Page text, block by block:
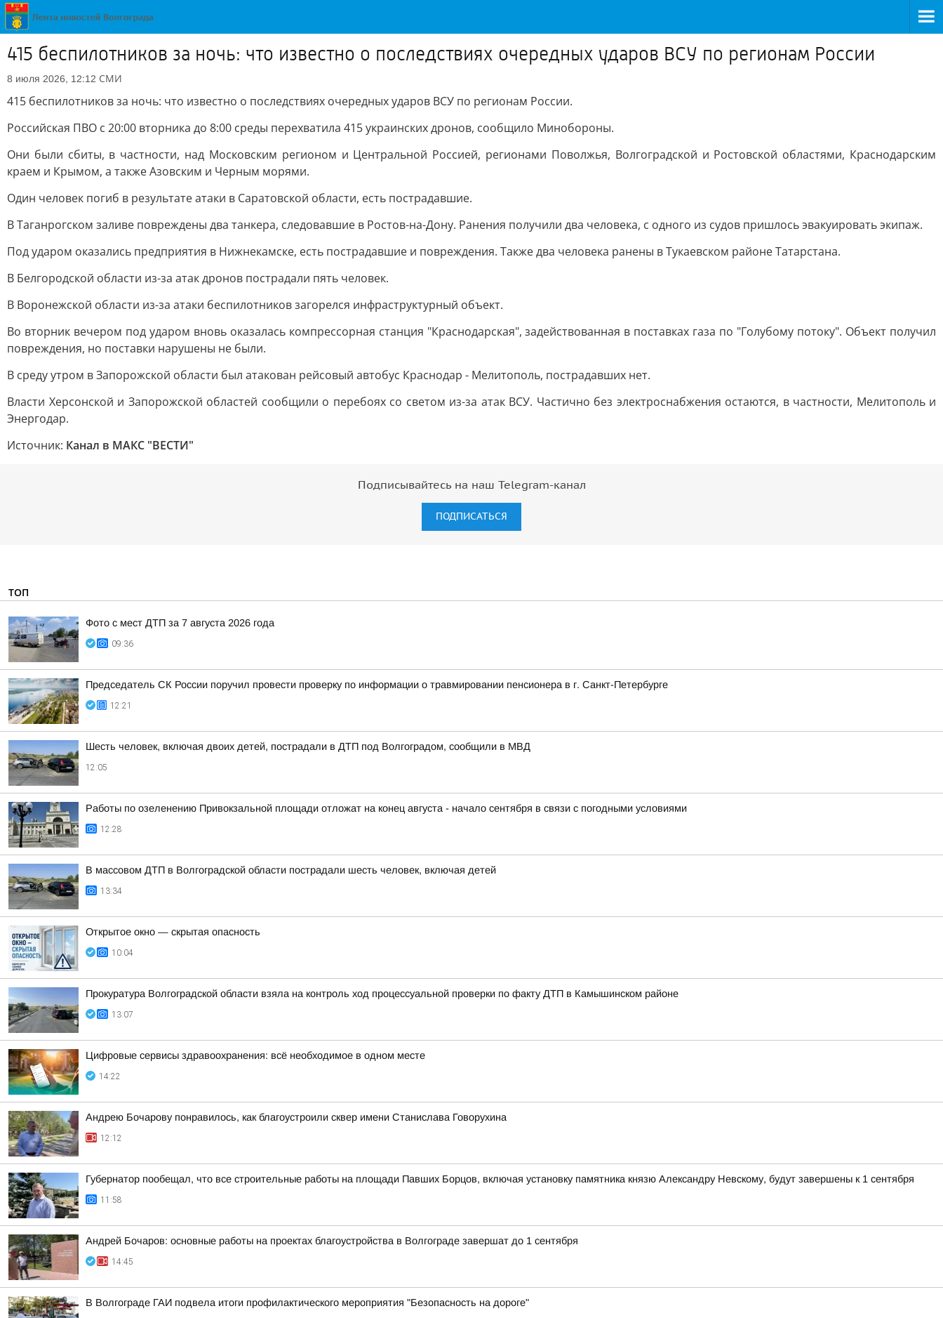
415 беспилотников за ночь: что известно о последствиях очередных ударов ВСУ по регионам России
8 июля 2026, 12:12 СМИ
415 беспилотников за ночь: что известно о последствиях очередных ударов ВСУ по регионам России.
Российская ПВО с 20:00 вторника до 8:00 среды перехватила 415 украинских дронов, сообщило Минобороны.
Они были сбиты, в частности, над Московским регионом и Центральной Россией, регионами Поволжья, Волгоградской и Ростовской областями, Краснодарским
краем и Крымом, а также Азовским и Черным морями.
Один человек погиб в результате атаки в Саратовской области, есть пострадавшие.
В Таганрогском заливе повреждены два танкера, следовавшие в Ростов-на-Дону. Ранения получили два человека, с одного из судов пришлось эвакуировать экипаж.
Под ударом оказались предприятия в Нижнекамске, есть пострадавшие и повреждения. Также два человека ранены в Тукаевском районе Татарстана.
В Белгородской области из-за атак дронов пострадали пять человек.
В Воронежской области из-за атаки беспилотников загорелся инфраструктурный объект.
Во вторник вечером под ударом вновь оказалась компрессорная станция "Краснодарская", задействованная в поставках газа по "Голубому потоку". Объект получил
повреждения, но поставки нарушены не были.
В среду утром в Запорожской области был атакован рейсовый автобус Краснодар - Мелитополь, пострадавших нет.
Власти Херсонской и Запорожской областей сообщили о перебоях со светом из-за атак ВСУ. Частично без электроснабжения остаются, в частности, Мелитополь и
Энергодар.
Источник: Канал в МАКС "ВЕСТИ"
Подписывайтесь на наш Telegram-канал
ПОДПИСАТЬСЯ
ТОП
Фото с мест ДТП за 7 августа 2026 года
09:36
Председатель СК России поручил провести проверку по информации о травмировании пенсионера в г. Санкт-Петербурге
12:21
Шесть человек, включая двоих детей, пострадали в ДТП под Волгоградом, сообщили в МВД
12:05
Работы по озеленению Привокзальной площади отложат на конец августа - начало сентября в связи с погодными условиями
12:28
В массовом ДТП в Волгоградской области пострадали шесть человек, включая детей
13:34
Открытое окно — скрытая опасность
10:04
Прокуратура Волгоградской области взяла на контроль ход процессуальной проверки по факту ДТП в Камышинском районе
13:07
Цифровые сервисы здравоохранения: всё необходимое в одном месте
14:22
Андрею Бочарову понравилось, как благоустроили сквер имени Станислава Говорухина
12:12
Губернатор пообещал, что все строительные работы на площади Павших Борцов, включая установку памятника князю Александру Невскому, будут завершены к 1 сентября
11:58
Андрей Бочаров: основные работы на проектах благоустройства в Волгограде завершат до 1 сентября
14:45
В Волгограде ГАИ подвела итоги профилактического мероприятия "Безопасность на дороге"